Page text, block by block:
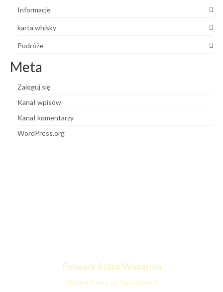
Informacje
karta whisky
Podróże
Meta
Zaloguj się
Kanał wpisów
Kanał komentarzy
WordPress.org
Folwark Stara Winiarnia
Mszana Dolna, ul. Ogrodowa 2